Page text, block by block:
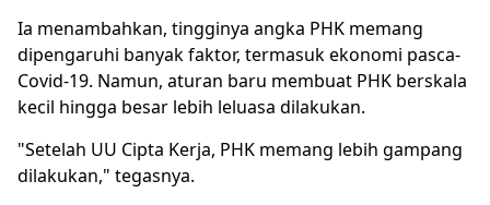
Ia menambahkan, tingginya angka PHK memang
dipengaruhi banyak faktor, termasuk ekonomi pasca-
Covid-19. Namun, aturan baru membuat PHK berskala
kecil hingga besar lebih leluasa dilakukan.
"Setelah UU Cipta Kerja, PHK memang lebih gampang
dilakukan," tegasnya.